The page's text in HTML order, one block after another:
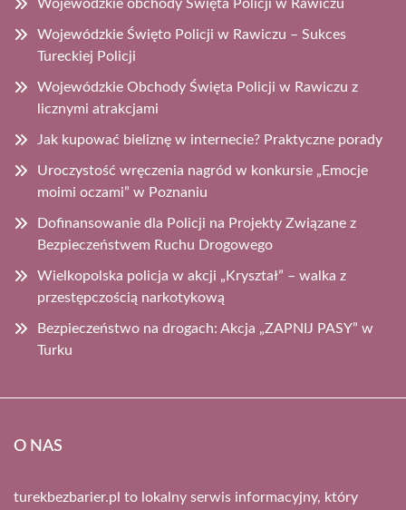
Wojewódzkie obchody Święta Policji w Rawiczu
Wojewódzkie Święto Policji w Rawiczu – Sukces
Tureckiej Policji
Wojewódzkie Obchody Święta Policji w Rawiczu z
licznymi atrakcjami
Jak kupować bieliznę w internecie? Praktyczne porady
Uroczystość wręczenia nagród w konkursie „Emocje
moimi oczami” w Poznaniu
Dofinansowanie dla Policji na Projekty Związane z
Bezpieczeństwem Ruchu Drogowego
Wielkopolska policja w akcji „Kryształ” – walka z
przestępczością narkotykową
Bezpieczeństwo na drogach: Akcja „ZAPNIJ PASY” w
Turku
O NAS
turekbezbarier.pl to lokalny serwis informacyjny, który